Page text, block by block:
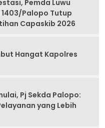
Pemda Luwu
Palopo Tutup
Capaskib 2026
Hangat Kapolres
Pj Sekda Palopo:
yang Lebih